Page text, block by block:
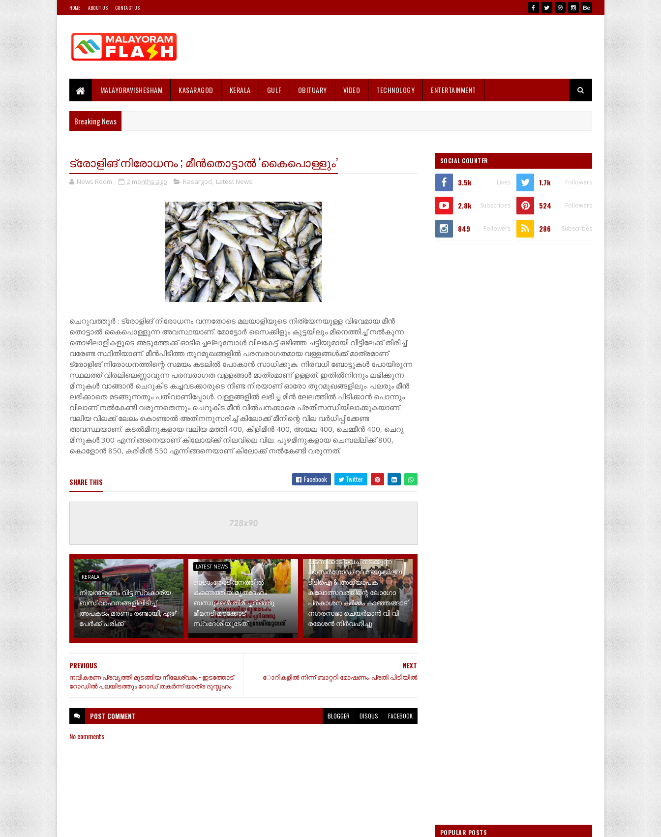
HOME ABOUT US CONTACT US
MALAYORAVISHESHAM KASARAGOD KERALA GULF OBITUARY VIDEO TECHNOLOGY ENTERTAINMENT
Breaking News
ട്രോളിങ് നിരോധനം ; മീൻതൊട്ടാൽ ‘കൈപൊള്ളും’
News Room 2 months ago Kasargod, Latest News
ചെറുവത്തൂർ : ട്രോളിങ് നിരോധനം വന്നതോടെ മലയാളിയുടെ നിത്യേനയുള്ള വിഭവമായ മീൻ
തൊട്ടാൽ കൈപൊള്ളുന്ന അവസ്ഥയാണ്. മോട്ടോർ സൈക്കിളും കുട്ടയിലും മീനെത്തിച്ച് നൽകുന്ന
തൊഴിലാളികളുടെ അടുത്തേക്ക് ഓടിച്ചെല്ലുമ്പോൾ വിലകേട്ട് ഒഴിഞ്ഞ ചട്ടിയുമായി വീട്ടിലേക്ക് തിരിച്ച്
വരേണ്ട സ്ഥിതിയാണ്. മീൻപിടിത്ത തുറമുഖങ്ങളിൽ പരമ്പരാഗതമായ വള്ളങ്ങൾക്ക് മാത്രമാണ്
ട്രോളിങ് നിരോധനത്തിന്റെ സമയം കടലിൽ പോകാൻ സാധിക്കുക. നിരവധി ബോട്ടുകൾ പോയിരുന്ന
സ്ഥലത്ത് വിരലിലെണ്ണാവുന്ന പരമ്പരാഗത വള്ളങ്ങൾ മാത്രമാണ് ഉള്ളത്. ഇതിൽനിന്നും ലഭിക്കുന്ന
മീനുകൾ വാങ്ങാൻ ചെറുകിട കച്ചവടക്കാരുടെ നീണ്ട നിരയാണ് ഓരോ തുറമുഖങ്ങളിലും. പലരും മീൻ
ലഭിക്കാതെ മടങ്ങുന്നതും പതിവാണിപ്പോൾ. വള്ളങ്ങളിൽ ലഭിച്ച മീൻ ലേലത്തിൽ പിടിക്കാൻ പൊന്നും
വിലാണ് നൽകേണ്ടി വരുന്നതെന്നും ചെറുകിട മീൻ വിൽപനക്കാരെ പ്രതിസന്ധിയിലാക്കുകയാണ്.
വലിയ വിലക്ക് ലേലം കൊണ്ടാൽ അതിനനുസരിച്ച് കിലോക്ക് മീനിന്റെ വില വർധിപ്പിക്കേണ്ട
അവസ്ഥയാണ്. കടൽമീനുകളായ വലിയ മത്തി 400, കിളിമീൻ 400, അയല 400, ചെമ്മീൻ 400, ചെറു
മീനുകൾ 300 എന്നിങ്ങനെയാണ് കിലോയ്ക്ക് നിലവിലെ വില. പുഴമീനുകളായ ചെമ്പല്ലിക്ക് 800,
കൊളോൻ 850, കരിമീൻ 550 എന്നിങ്ങനെയാണ് കിലോക്ക് നൽകേണ്ടി വരുന്നത്.
SHARE THIS Facebook Twitter
KERALA
നിയന്ത്രണം വിട്ട സ്വകാര്യ
ബസ് വാഹനങ്ങളിലിടിച്ച്
അപകടം; മരണം രണ്ടായി, ഏഴ്
പേർക്ക് പരിക്ക്
LATEST NEWS
ബളാംതോട് വനത്തിൽ
കണ്ടെത്തിയ മൃതദേഹം
ബന്ധുക്കൾ തിരിച്ചറിഞ്ഞു
ഭീമനടി മൗക്കോട്
സ്വദേശിയുടേത്
KASARGOD
പടന്നക്കാട് വെച്ച് നടക്കുന്ന
കാസർഗോഡ് റവന്യൂ ജില്ല
ടിടിഐ & അധ്യാപക
കലോത്സവത്തിന്റെ ലോഗോ
പ്രകാശന കർമ്മം കാഞ്ഞങ്ങാട്
നഗരസഭാ ചെയർമാൻ വി വി
രമേശൻ നിർവഹിച്ചു
NEXT
ോറികളില്‍ നിന്ന് ബാറ്ററി മോഷണം; പ്രതി പിടിയില്‍
PREVIOUS
നവീകരണ പ്രവൃത്തി മുടങ്ങിയ നീലേശ്വരം - ഇടത്തോട്
റോഡിൽ പലയിടത്തും റോഡ് തകർന്ന് യാത്ര ദുസ്സഹം
POST COMMENT BLOGGER DISQUS FACEBOOK
No comments
SOCIAL COUNTER
3.5k Likes 1.7k Followers
2.8k Subscribes 524 Followers
849 Followers 286 Subscribes
POPULAR POSTS